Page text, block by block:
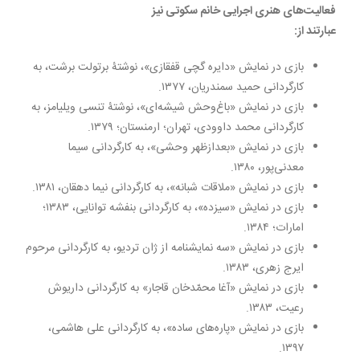
فعالیت‌های هنری اجرایی خانم سکوتی نیز
عبارتند از:
بازی در نمایش «دایره گچی قفقازی»، نوشتۀ برتولت برشت، به
کارگردانی حمید سمندریان، ۱۳٧٧.
بازی در نمایش «باغ‌وحش شیشه‌ای»، نوشتۀ تنسی ویلیامز، به
کارگردانی محمد داوودی، تهران؛ ارمنستان؛ ۱۳٧٩.
بازی در نمایش «بعدازظهر وحشی»، به کارگردانی سیما
معدنی‌پور، ۱۳٨٠.
بازی در نمایش «ملاقات شبانه»، به کارگردانی نیما دهقان، ١٣٨١.
بازی در نمایش «سیزده»، به کارگردانی بنفشه توانایی، ۱۳٨۳؛
امارات؛ ١۳٨۴.
بازی در نمایش «سه نمایشنامه از ژان تردیو، به کارگردانی مرحوم
ایرج زهری، ۱۳٨۳.
بازی در نمایش «آغا محمّدخان قاجار» به کارگردانی داریوش
رعیت، ۱۳٨۳.
بازی در نمایش «پاره‌های ساده»، به کارگردانی علی هاشمی،
۱۳۹۷.